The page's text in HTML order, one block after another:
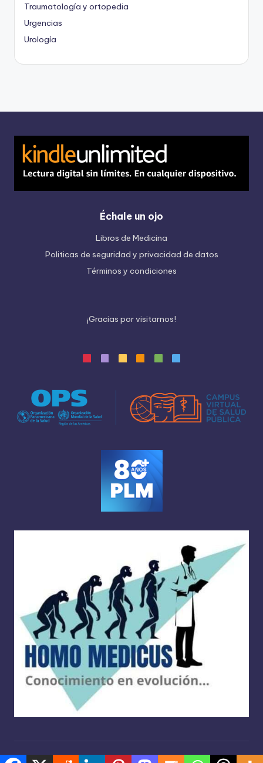
Traumatología y ortopedia
Urgencias
Urología
Échale un ojo
Libros de Medicina
Politicas de seguridad y privacidad de datos
Términos y condiciones
¡Gracias porvisitarnos!
Copyright 2026 — Homo medicus . Derechos reservados.